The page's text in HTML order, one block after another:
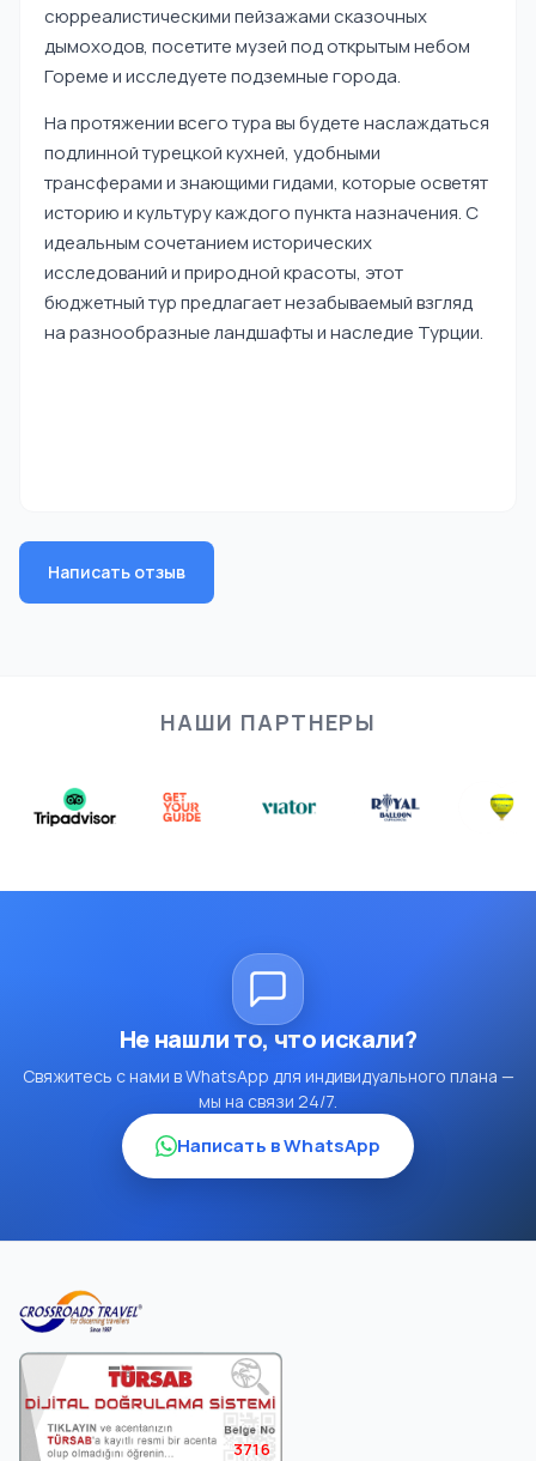
сюрреалистическими пейзажами сказочных
дымоходов, посетите музей под открытым небом
Гореме и исследуете подземные города.
На протяжении всего тура вы будете наслаждаться
подлинной турецкой кухней, удобными
трансферами и знающими гидами, которые осветят
историю и культуру каждого пункта назначения. С
идеальным сочетанием исторических
исследований и природной красоты, этот
бюджетный тур предлагает незабываемый взгляд
на разнообразные ландшафты и наследие Турции.
Написать отзыв
НАШИ ПАРТНЕРЫ
Не нашли то, что искали?
Свяжитесь с нами в WhatsApp для индивидуального плана —
мы на связи 24/7.
Написать в WhatsApp
3716